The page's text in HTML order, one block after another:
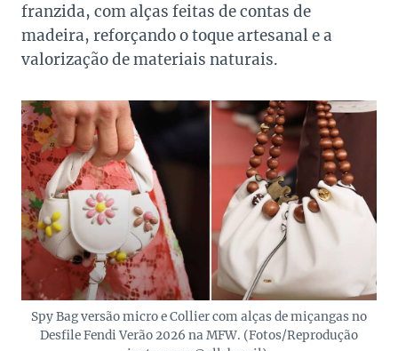
franzida, com alças feitas de contas de
madeira, reforçando o toque artesanal e a
valorização de materiais naturais.
Spy Bag versão micro e Collier com alças de miçangas no
Desfile Fendi Verão 2026 na MFW. (Fotos/Reprodução